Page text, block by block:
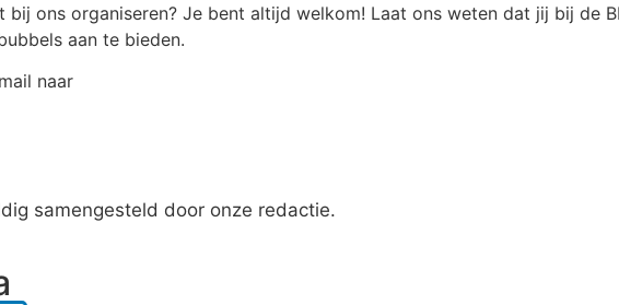
bij ons organiseren? Je bent altijd welkom! Laat ons weten dat jij bij de
aan te bieden.
naar
samengesteld door onze redactie.